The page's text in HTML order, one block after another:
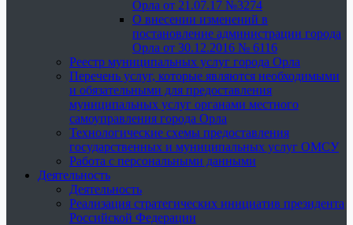
Орла от 21.07.17 №3274
О внесении изменений в
постановление администрации города
Орла от 30.12.2016 № 6116
Реестр муниципальных услуг города Орла
Перечень услуг, которые являются необходимыми
и обязательными для предоставления
муниципальных услуг органами местного
самоуправления города Орла
Технологические схемы предоставления
государственных и муниципальных услуг ОМСУ
Работа с персональными данными
Деятельность
Деятельность
Реализация стратегических инициатив президента
Российской Федерации